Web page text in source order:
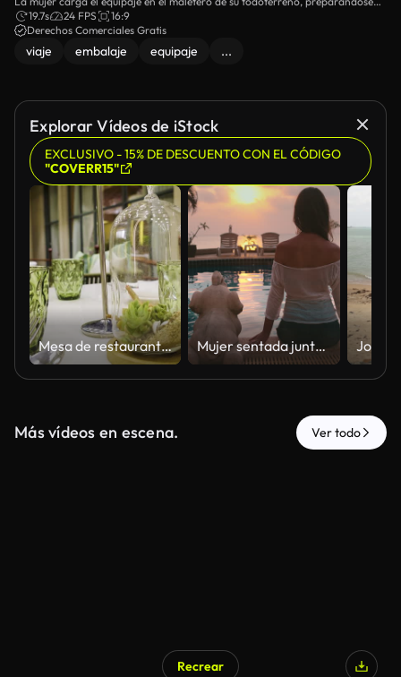
para un viaje.
19.7s 24 FPS
16:9
Derechos Comerciales Gratis
viaje embalaje equipaje ...
Explorar Vídeos de iStock
EXCLUSIVO - 15% DE DESCUENTO CON EL CÓDIGO
"COVERR15"
Mesa de restaurante moderna con un terrario de cristal con plantas suculentas, vasos verdes y vajilla elegante, reflejando una restauración sostenible y un diseño contemporáneo de hospitalidad. Mujer sentada junto a la piscina disfruta de la vista al atardecer sobre el océano
Más vídeos en escena. Ver todo
Recrear